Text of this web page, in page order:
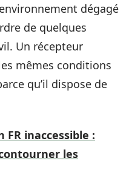
dégagé
de quelques
Un récepteur
mêmes conditions
qu’il dispose de
FR inaccessible :
les